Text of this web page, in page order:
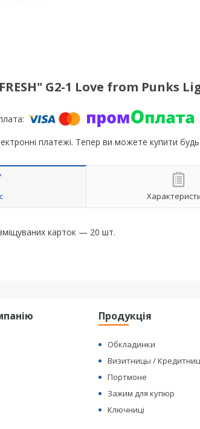
G2-1 Love from Punks
платежі. Тепер ви можете купити
карток — 20 шт.
Продукція
Обкладинки
Визитницы /
Портмоне
Зажим для купюр
Ключниці